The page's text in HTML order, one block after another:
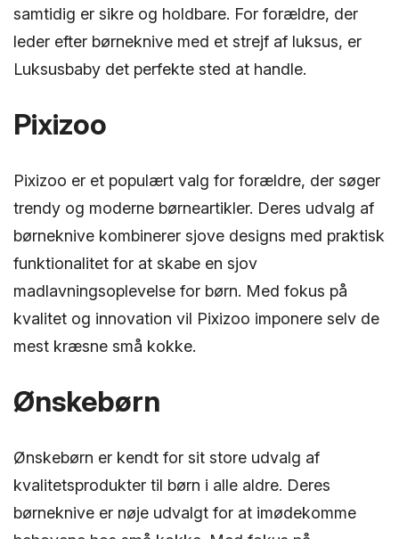
samtidig er sikre og holdbare. For forældre, der
leder efter børneknive med et strejf af luksus, er
Luksusbaby det perfekte sted at handle.
Pixizoo
Pixizoo er et populært valg for forældre, der søger
trendy og moderne børneartikler. Deres udvalg af
børneknive kombinerer sjove designs med praktisk
funktionalitet for at skabe en sjov
madlavningsoplevelse for børn. Med fokus på
kvalitet og innovation vil Pixizoo imponere selv de
mest kræsne små kokke.
Ønskebørn
Ønskebørn er kendt for sit store udvalg af
kvalitetsprodukter til børn i alle aldre. Deres
børneknive er nøje udvalgt for at imødekomme